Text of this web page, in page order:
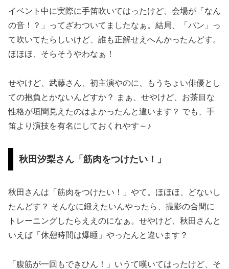
イベント中に実際に手笛吹いてはったけど、会場が「なん
の音！？」ってざわついてましたなぁ。結局、「パン」っ
て吹いてたらしいけど、誰も正解せえへんかったんどす。
ほほほ、そらそうやわなぁ！
せやけど、武藤さん、初主演やのに、もうちょい俳優とし
ての抱負とかないんどすか？ まぁ、せやけど、お茶目な
性格が垣間見えたのはよかったんと違います？ でも、手
笛より演技を有名にしておくれやす～♪
秋田汐梨さん「筋肉をつけたい！」
秋田さんは「筋肉をつけたい！」やて。ほほほ、どないし
たんどす？ そんなに鍛えたいんやったら、撮影の合間に
トレーニングしたらええのになぁ。せやけど、秋田さんと
いえば「休憩時間は爆睡」やったんと違います？
「腹筋が一回もできひん！」いうて嘆いてはったけど、そ